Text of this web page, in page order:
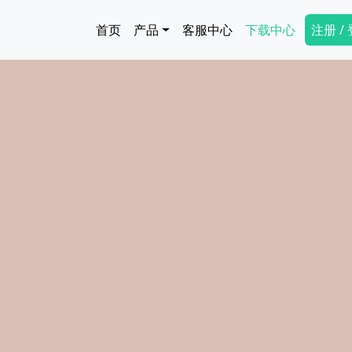
Main navigation
首页 产品 客服中心 下载中心 注册 /